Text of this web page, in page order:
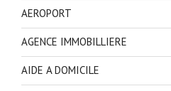
AEROPORT
AGENCE IMMOBILLIERE
AIDE A DOMICILE